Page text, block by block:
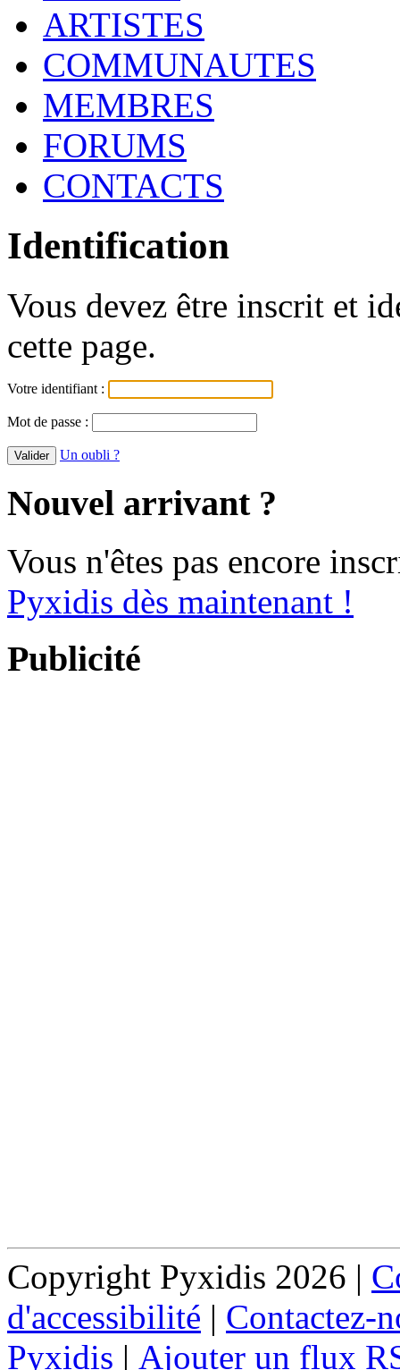
ARTISTES
COMMUNAUTES
MEMBRES
FORUMS
CONTACTS
Identification
Vous devez être inscrit et
cette page.
Votre identifiant :
Mot de passe :
Un oubli ?
Nouvel arrivant ?
Vous n'êtes pas encore
Pyxidis dès maintenant !
Publicité
Copyright Pyxidis 2026 |
d'accessibilité | Contactez-
Pyxidis | Ajouter un flux